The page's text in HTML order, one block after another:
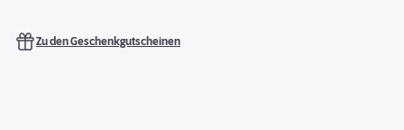
Zu den Geschenkgutscheinen